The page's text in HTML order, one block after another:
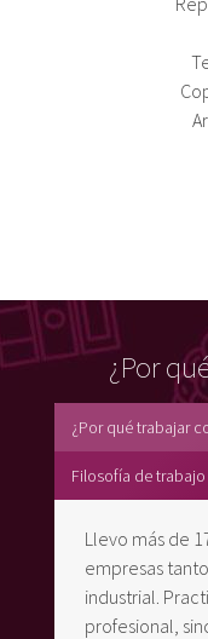
¿Por
¿Por qué trabajar
Filosofía de trabajo
Llevo más de
empresas
industrial.
profesional,